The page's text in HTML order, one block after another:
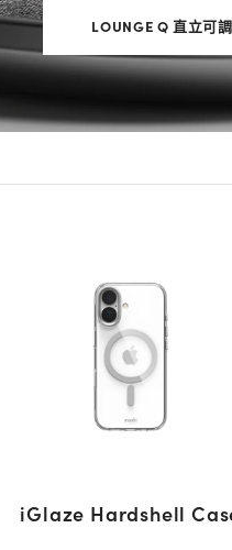
LOUNGE Q 直立可
iGlaze Hardshell